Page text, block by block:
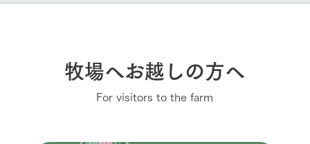
牧場へお越しの方へ
For visitors to the farm